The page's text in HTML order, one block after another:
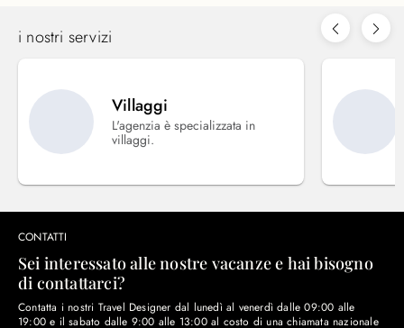
i nostri servizi
Villaggi
L'agenzia è specializzata in
villaggi.
CONTATTI
Sei interessato alle nostre vacanze e hai bisogno
di contattarci?
Contatta i nostri Travel Designer dal lunedì al venerdì dalle 09:00 alle
19:00 e il sabato dalle 9:00 alle 13:00 al costo di una chiamata nazionale